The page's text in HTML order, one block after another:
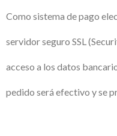
Como sistema de pago
servidor seguro SSL
acceso a los datos
pedido será efectivo y se